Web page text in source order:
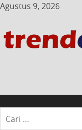
Agustus 9, 2026